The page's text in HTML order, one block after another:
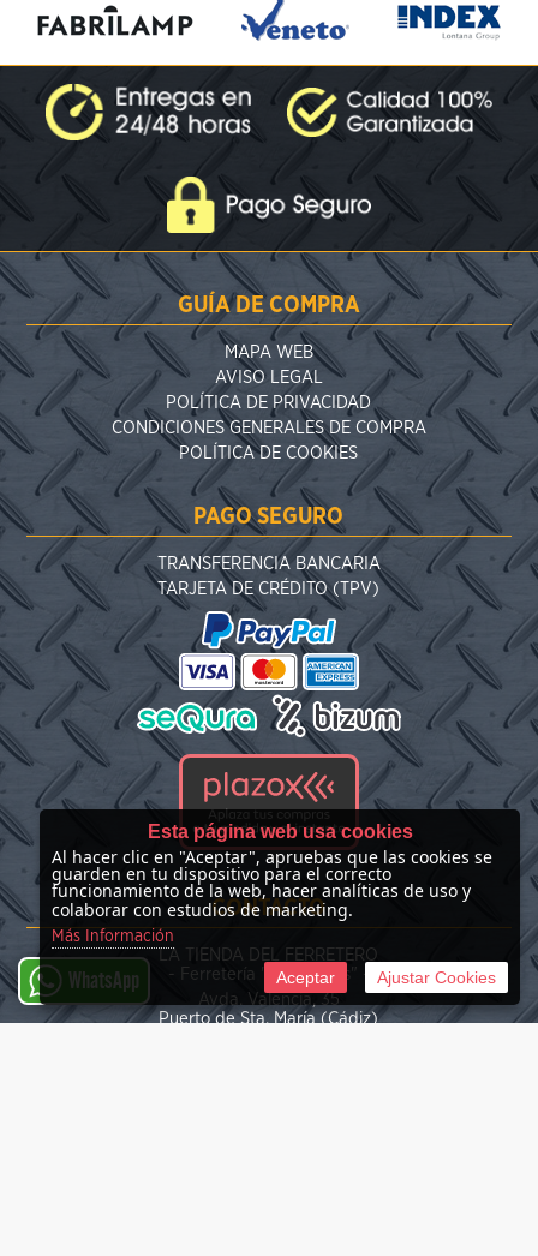
GUÍA DE COMPRA
MAPA WEB
AVISO LEGAL
POLÍTICA DE PRIVACIDAD
CONDICIONES GENERALES DE COMPRA
POLÍTICA DE COOKIES
PAGO SEGURO
TRANSFERENCIA BANCARIA
TARJETA DE CRÉDITO (TPV)
CONTACTO
LA TIENDA DEL FERRETERO
- Ferretería "Las Nieves" -
Avda. Valencia, 35
Puerto de Sta. María (Cádiz)
WhatsApp
Esta página web usa cookies
Al hacer clic en "Aceptar", apruebas que las cookies se
guarden en tu dispositivo para el correcto
funcionamiento de la web, hacer analíticas de uso y
colaborar con estudios de marketing.
Más Información
Aceptar Ajustar Cookies